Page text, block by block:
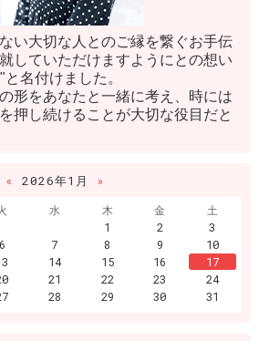
い大切な人とのご縁を繋ぐお手伝
していただけますようにとの想い
名付けました。
形をあなたと一緒に考え、時には
押し続けることが大切な役目だと
« 2026年1月
»
水 木 金
土
1
2
3
6 7 8 9
10
14 15 16
17
21 22 23
24
28 29 30 31